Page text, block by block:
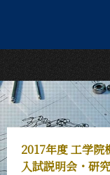
2017年度 工学院
入試説明会・研
日本語
トップページ
Top Page
機械系について
About Us
教育
Education